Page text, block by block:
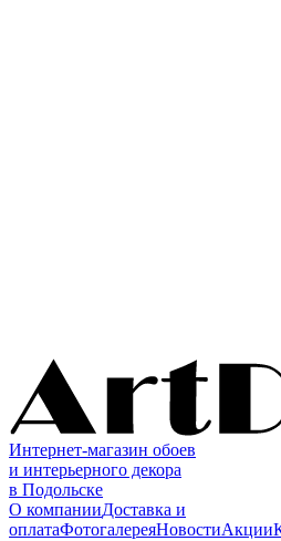
Интернет-магазин обоев
и интерьерного декора
в Подольске
О компанииДоставка и
оплатаФотогалереяНовостиАкции